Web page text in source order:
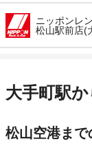
住所
営業時間
アクセス
店舗詳細
ニッポンレ
松山駅前店(
アクセス
店舗詳細
大手町駅
松山空港ま